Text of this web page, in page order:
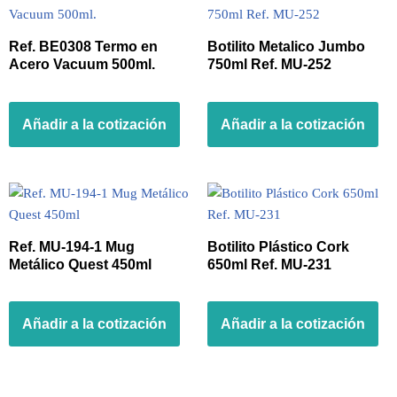
Ref. BE0308 Termo en
Acero Vacuum 500ml.
Añadir a la cotización
Botilito Metalico Jumbo
750ml Ref. MU-252
Añadir a la cotización
Ref. MU-194-1 Mug
Metálico Quest 450ml
Añadir a la cotización
Botilito Plástico Cork
650ml Ref. MU-231
Añadir a la cotización